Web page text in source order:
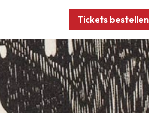
Tickets bestellen